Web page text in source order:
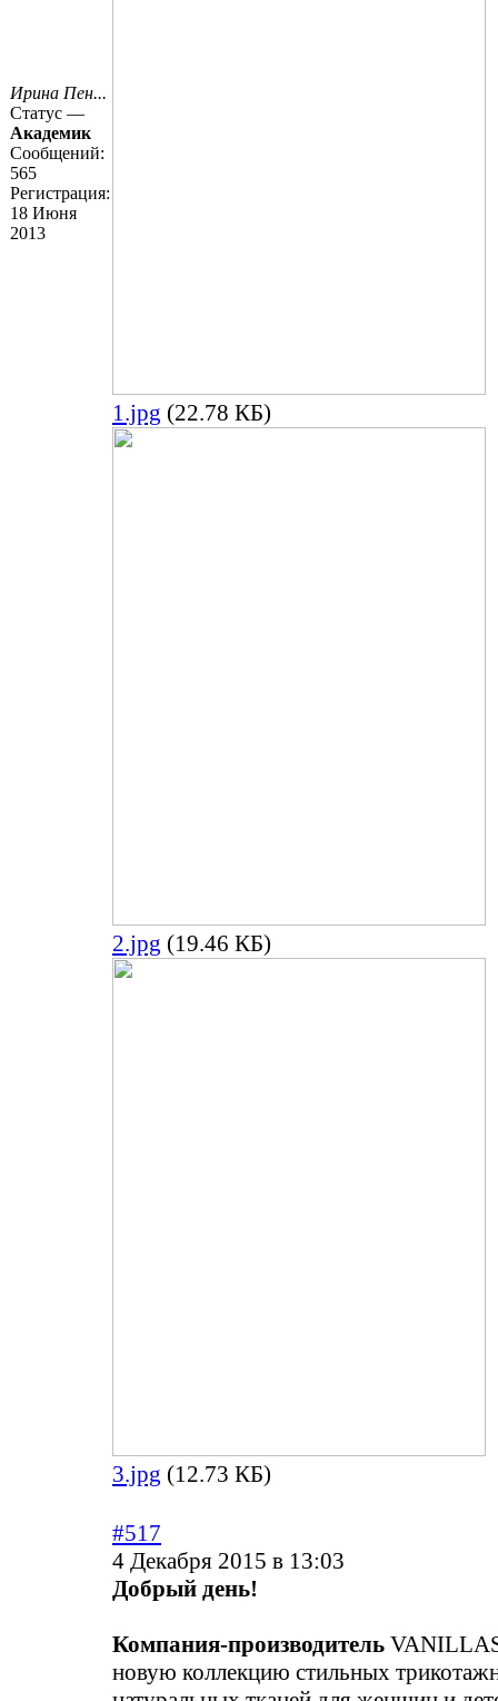
Ирина Пен...
Статус —
Академик
Сообщений:
565
Регистрация:
18 Июня
2013
1.jpg (22.78 КБ)
2.jpg (19.46 КБ)
3.jpg (12.73 КБ)
#517
4 Декабря 2015 в 13:03
Добрый день!
Компания-производитель
новую коллекцию стильных